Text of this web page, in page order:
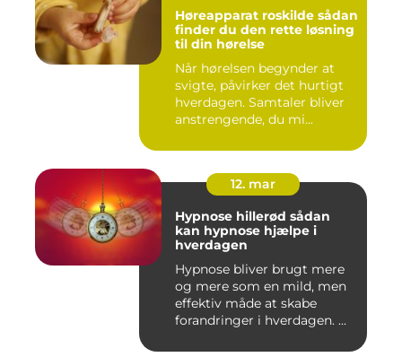
Høreapparat roskilde sådan
finder du den rette løsning
til din hørelse
Når hørelsen begynder at
svigte, påvirker det hurtigt
hverdagen. Samtaler bliver
anstrengende, du mi...
12. mar
Hypnose hillerød sådan
kan hypnose hjælpe i
hverdagen
Hypnose bliver brugt mere
og mere som en mild, men
effektiv måde at skabe
forandringer i hverdagen. ...